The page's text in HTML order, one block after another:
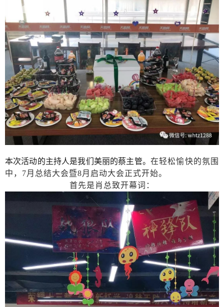
本次活动的主持人是我们美丽的蔡主管。 在轻松愉快的氛围
中，7月总结大会暨8月启动大会正式开始。
首先是肖总致开幕词：